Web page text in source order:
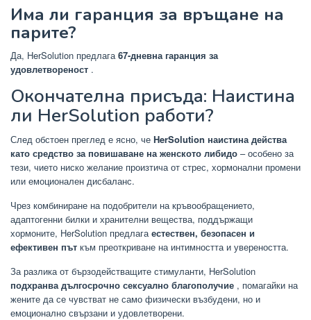
Има ли гаранция за връщане на
парите?
Да, HerSolution предлага67-дневна гаранция за
удовлетвореност .
Окончателна присъда: Наистина
ли HerSolution работи?
След обстоен преглед е ясно, че HerSolution наистина действа
като средство за повишаване на женското либидо – особено за
тези, чието ниско желание произтича от стрес, хормонални промени
или емоционален дисбаланс.
Чрез комбиниране на подобрители на кръвообращението,
адаптогенни билки и хранителни вещества, поддържащи
хормоните, HerSolution предлагаестествен, безопасен и
ефективен път към преоткриване на интимността и увереността.
За разлика от бързодействащите стимуланти, HerSolution
подхранва дългосрочно сексуално благополучие , помагайки на
жените да се чувстват не само физически възбудени, но и
емоционално свързани и удовлетворени.